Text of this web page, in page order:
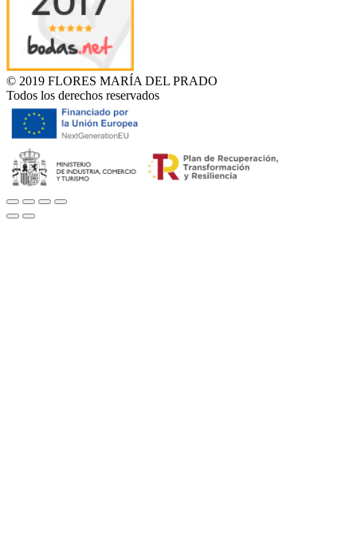
© 2019 FLORES MARÍA DEL PRADO
Todos los derechos reservados